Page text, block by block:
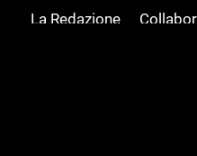
La Redazione